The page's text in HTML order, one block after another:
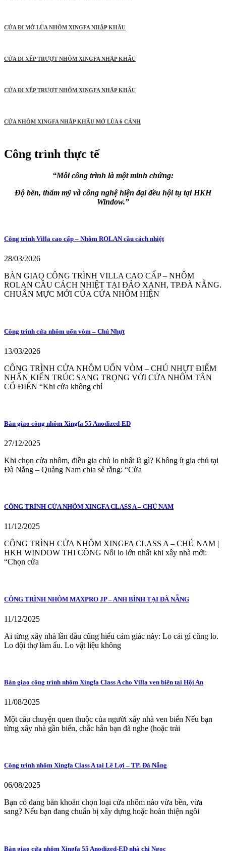
CỬA ĐI MỞ LÙA NHÔM XINGFA NHẬP KHẨU
CỬA ĐI XẾP TRƯỢT NHÔM XINGFA NHẬP KHẨU
CỬA ĐI XẾP TRƯỢT NHÔM XINGFA NHẬP KHẨU
CỬA NHÔM XINGFA NHẬP KHẨU MỞ LÙA 6 CÁNH
Công trình thực tế
“Mỗi công trình là một minh chứng:
Độ bền, thẩm mỹ và công nghệ hiện đại đều hội tụ tại HKH
Window.”
Công trình Villa cao cấp – Nhôm ROLAN cầu cách nhiệt
28/03/2026
BÀN GIAO CÔNG TRÌNH VILLA CAO CẤP – NHÔM
ROLAN CẦU CÁCH NHIỆT TẠI ĐẢO XANH, TP.ĐÀ NẴNG.
CHUẨN MỰC MỚI CỦA CỬA NHÔM HIỆN
Công trình cửa nhôm uốn vòm – Chú Nhựt
13/03/2026
CÔNG TRÌNH CỬA NHÔM UỐN VÒM – CHÚ NHỰT ĐIỂM
NHẤN KIẾN TRÚC SANG TRỌNG VỚI CỬA NHÔM TÂN
CỔ ĐIỂN “Khi cửa không chỉ
Bàn giao công nhôm Xingfa 55 Anodized-ED
27/12/2025
Khi chọn cửa nhôm, điều gia chủ lo nhất là gì? Không ít gia chủ tại
Đà Nẵng – Quảng Nam chia sẻ rằng: “Cửa
CÔNG TRÌNH CỬA NHÔM XINGFA CLASS A – CHÚ NAM
11/12/2025
CÔNG TRÌNH CỬA NHÔM XINGFA CLASS A – CHÚ NAM |
HKH WINDOW THI CÔNG Nỗi lo lớn nhất khi xây nhà mới:
“Chọn cửa
CÔNG TRÌNH NHÔM MAXPRO JP – ANH BÌNH TẠI ĐÀ NẴNG
11/12/2025
Ai từng xây nhà lần đầu cũng hiểu cảm giác này: Lo cái gì cũng lo.
Lo đội thợ làm ẩu. Lo vật liệu không
Bàn giao công trình nhôm Xingfa Class A cho Villa ven biển tại Hội An
11/08/2025
Một câu chuyện quen thuộc của người xây nhà ven biển Nếu bạn
từng xây nhà gần biển, chắc hẳn bạn đã nghe (hoặc trải
Công trình nhôm Xingfa Class A tại Lê Lợi – TP. Đà Nẵng
06/08/2025
Bạn có đang băn khoăn chọn loại cửa nhôm nào vừa bền, vừa
sang? Nếu bạn đang chuẩn bị xây dựng hoặc hoàn thiện ngôi
Bàn giao cửa nhôm Xingfa 55 Anodized-ED nhà chị Ngọc